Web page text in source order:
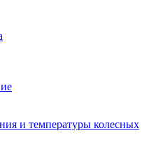
и температуры колесных